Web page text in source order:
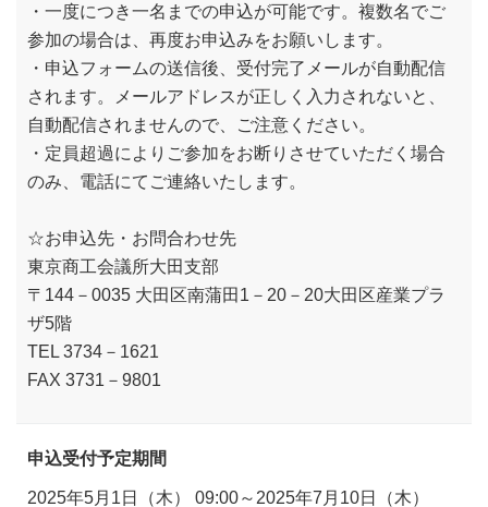
・一度につき一名までの申込が可能です。複数名でご
参加の場合は、再度お申込みをお願いします。
・申込フォームの送信後、受付完了メールが自動配信
されます。メールアドレスが正しく入力されないと、
自動配信されませんので、ご注意ください。
・定員超過によりご参加をお断りさせていただく場合
のみ、電話にてご連絡いたします。
☆お申込先・お問合わせ先
東京商工会議所大田支部
〒144－0035 大田区南蒲田1－20－20大田区産業プラ
ザ5階
TEL 3734－1621
FAX 3731－9801
申込受付予定期間
2025年5月1日（木） 09:00～2025年7月10日（木）